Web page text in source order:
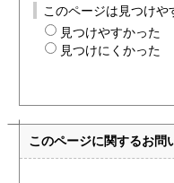
このページは見つけや
見つけやすかった
見つけにくかった
このページに関するお問